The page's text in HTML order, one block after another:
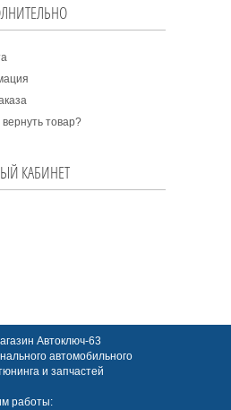
товар?
КАБИНЕТ
Автоключ-63
автомобильного
и запчастей
работы: